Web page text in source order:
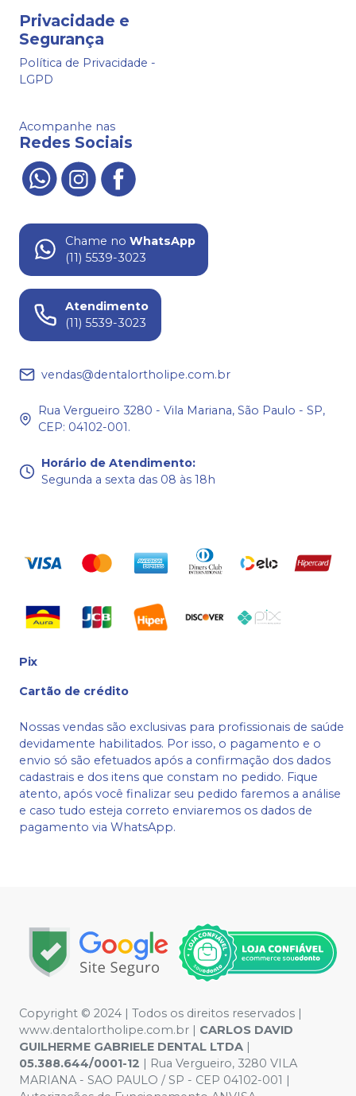
Privacidade e
Segurança
Política de Privacidade -
LGPD
Acompanhe nas
Redes Sociais
Chame no WhatsApp
(11) 5539-3023
Atendimento
(11) 5539-3023
vendas@dentalortholipe.com.br
Rua Vergueiro 3280 - Vila Mariana, São Paulo - SP,
CEP: 04102-001.
Horário de Atendimento:
Segunda a sexta das 08 às 18h
Pix
Cartão de crédito
Nossas vendas são exclusivas para profissionais de saúde
devidamente habilitados. Por isso, o pagamento e o
envio só são efetuados após a confirmação dos dados
cadastrais e dos itens que constam no pedido. Fique
atento, após você finalizar seu pedido faremos a análise
e caso tudo esteja correto enviaremos os dados de
pagamento via WhatsApp.
Copyright © 2024 | Todos os direitos reservados |
www.dentalortholipe.com.br | CARLOS DAVID
GUILHERME GABRIELE DENTAL LTDA |
05.388.644/0001-12 | Rua Vergueiro, 3280 VILA
MARIANA - SAO PAULO / SP - CEP 04102-001 |